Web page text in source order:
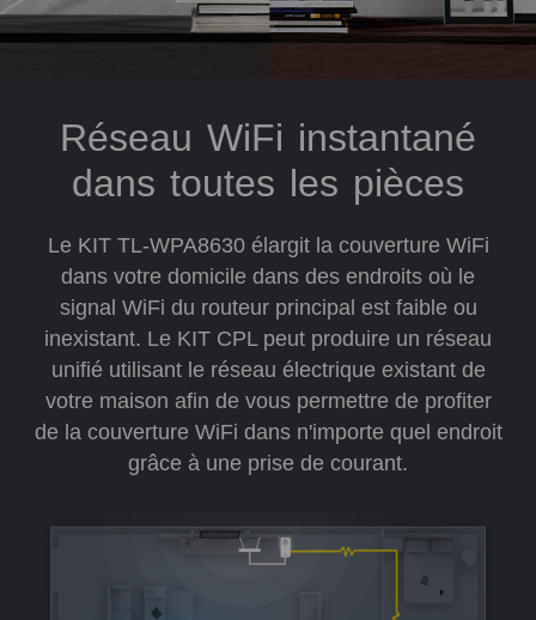
Réseau WiFi instantané
dans toutes les pièces
Le KIT TL-WPA8630 élargit la couverture WiFi
dans votre domicile dans des endroits où le
signal WiFi du routeur principal est faible ou
inexistant. Le KIT CPL peut produire un réseau
unifié utilisant le réseau électrique existant de
votre maison afin de vous permettre de profiter
de la couverture WiFi dans n'importe quel endroit
grâce à une prise de courant.